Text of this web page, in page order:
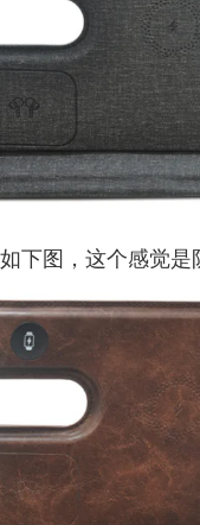
下图，这个感觉是